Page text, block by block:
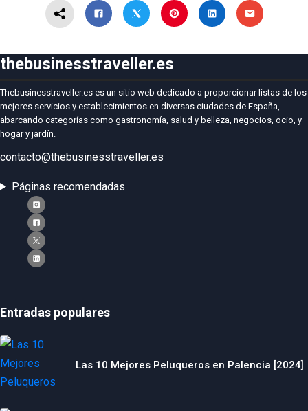
thebusinesstraveller.es
Thebusinesstraveller.es es un sitio web dedicado a proporcionar listas de los
mejores servicios y establecimientos en diversas ciudades de España,
abarcando categorías como gastronomía, salud y belleza, negocios, ocio, y
hogar y jardín.
contacto@thebusinesstraveller.es
Páginas recomendadas
Entradas populares
Las 10 Mejores Peluqueros en Palencia [2024]